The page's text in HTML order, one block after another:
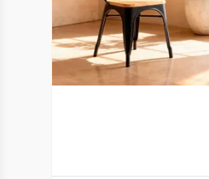
Vista Previa